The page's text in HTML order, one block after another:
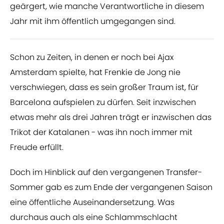
geärgert, wie manche Verantwortliche in diesem
Jahr mit ihm öffentlich umgegangen sind.
Schon zu Zeiten, in denen er noch bei Ajax
Amsterdam spielte, hat Frenkie de Jong nie
verschwiegen, dass es sein großer Traum ist, für
Barcelona aufspielen zu dürfen. Seit inzwischen
etwas mehr als drei Jahren trägt er inzwischen das
Trikot der Katalanen - was ihn noch immer mit
Freude erfüllt.
Doch im Hinblick auf den vergangenen Transfer-
Sommer gab es zum Ende der vergangenen Saison
eine öffentliche Auseinandersetzung. Was
durchaus auch als eine Schlammschlacht